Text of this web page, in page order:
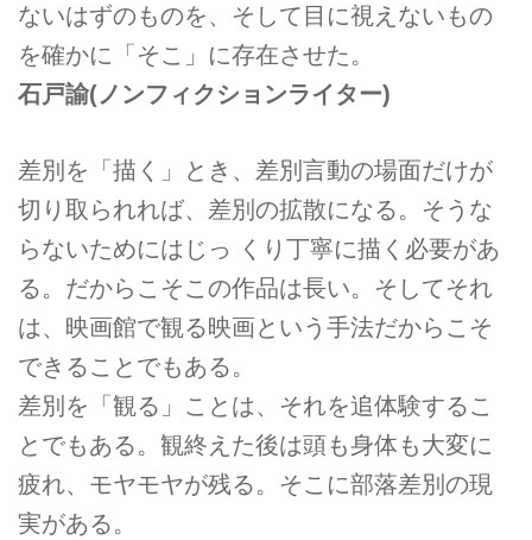
ないはずのものを、そして目に視えないもの
を確かに「そこ」に存在させた。
石戸諭(ノンフィクションライター)
差別を「描く」とき、差別言動の場面だけが
切り取られれば、差別の拡散になる。そうな
らないためにはじっ くり丁寧に描く必要があ
る。だからこそこの作品は長い。そしてそれ
は、映画館で観る映画という手法だからこそ
できることでもある。
差別を「観る」ことは、それを追体験するこ
とでもある。観終えた後は頭も身体も大変に
疲れ、モヤモヤが残る。そこに部落差別の現
実がある。